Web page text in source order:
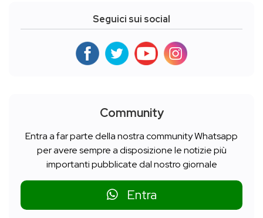
Seguici sui social
Community
Entra a far parte della nostra community Whatsapp
per avere sempre a disposizione le notizie più
importanti pubblicate dal nostro giornale
Entra